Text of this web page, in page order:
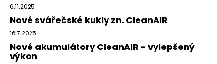
6.11.2025
Nové svářečské kukly zn. CleanAIR
16.7.2025
Nové akumulátory CleanAIR - vylepšený
výkon